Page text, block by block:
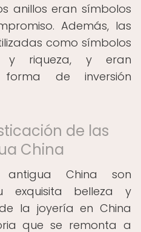
anillos eran símbolos
Además, las
como símbolos
y riqueza, y eran
de inversión
de las
China
China son
exquisita belleza y
la joyería en China
que se remonta a